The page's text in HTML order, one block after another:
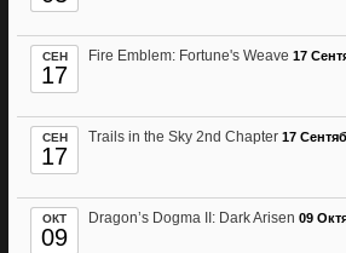
СЕН
17
Fire Emblem: Fortune's Weave 17
СЕН
17
Trails in the Sky 2nd Chapter 17
ОКТ
09
Dragon’s Dogma II: Dark Arisen 09